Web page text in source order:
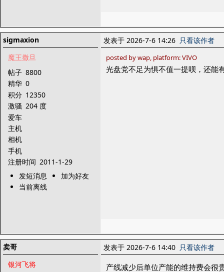
sigmaxion
魔王撒旦
帖子 8800
精华 0
积分 12350
激骚 204 度
爱车
主机
相机
手机
注册时间 2011-1-29
发短消息
加为好友
当前离线
发表于 2026-7-6 14:26 只看该作者
posted by wap, platform: VIVO
光盘党不足为惧不值一提呗，还能
卖哥
银河飞将
发表于 2026-7-6 14:40 只看该作者
产线减少后单位产能的维持费会很